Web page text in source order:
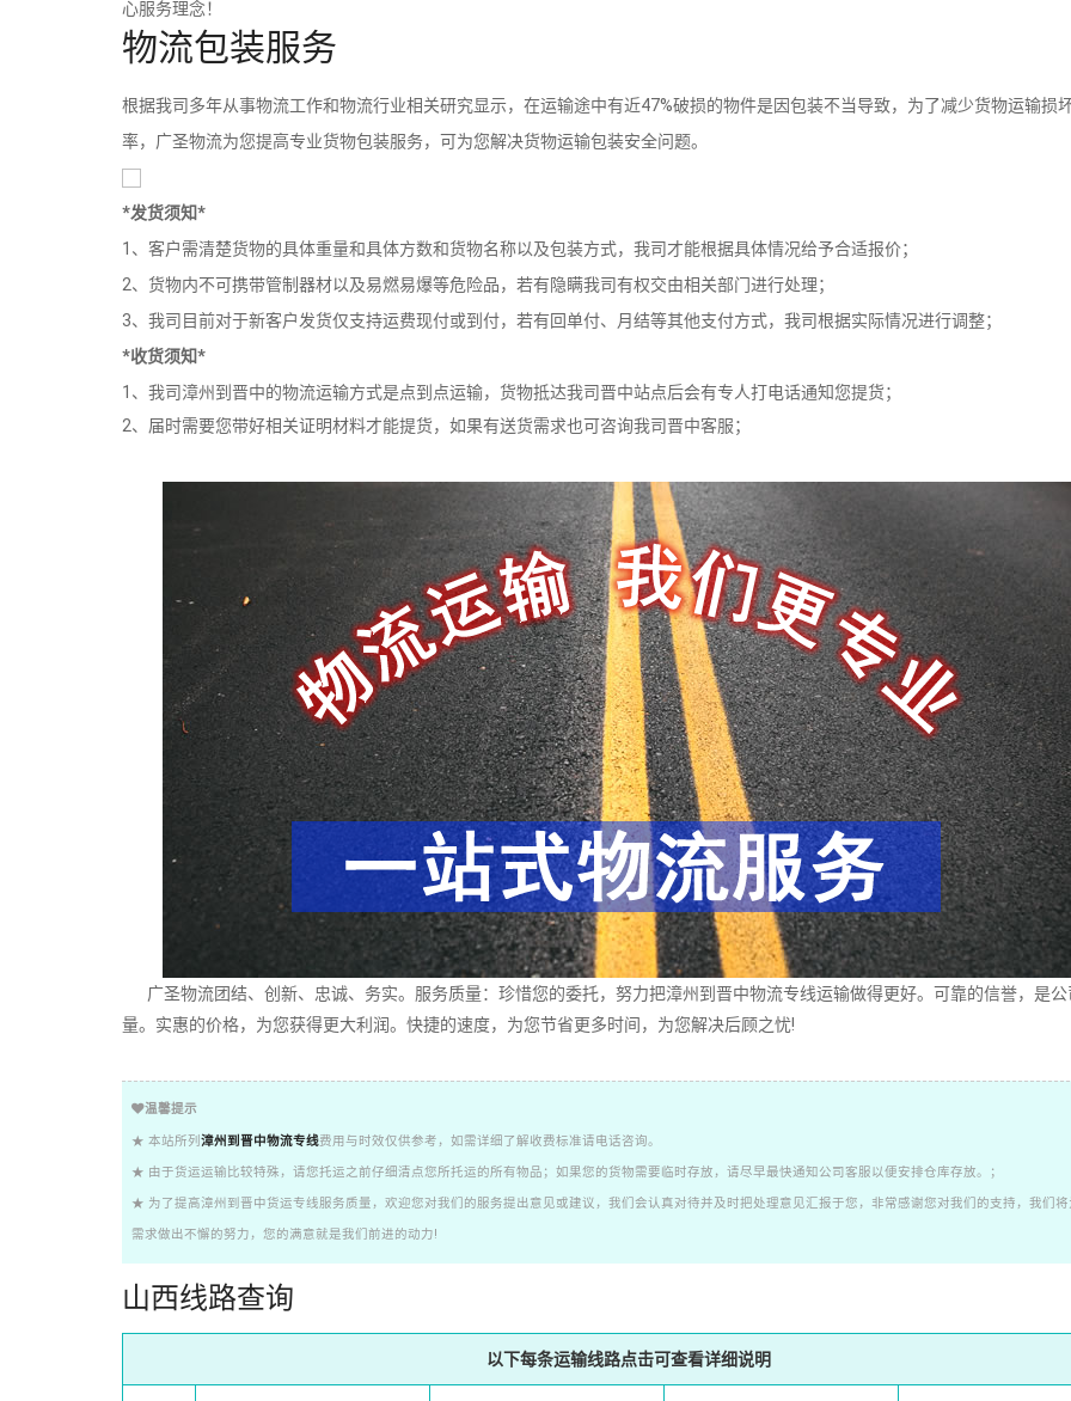
心服务理念！
物流包装服务
根据我司多年从事物流工作和物流行业相关研究显示，在运输途中有近47%破损的物件是因包装不当导致，为了减少货物运输损
率，广圣物流为您提高专业货物包装服务，可为您解决货物运输包装安全问题。
*发货须知*
1、客户需清楚货物的具体重量和具体方数和货物名称以及包装方式，我司才能根据具体情况给予合适报价；
2、货物内不可携带管制器材以及易燃易爆等危险品，若有隐瞒我司有权交由相关部门进行处理；
3、我司目前对于新客户发货仅支持运费现付或到付，若有回单付、月结等其他支付方式，我司根据实际情况进行调整；
*收货须知*
1、我司漳州到晋中的物流运输方式是点到点运输，货物抵达我司晋中站点后会有专人打电话通知您提货；
2、届时需要您带好相关证明材料才能提货，如果有送货需求也可咨询我司晋中客服；
广圣物流团结、创新、忠诚、务实。服务质量：珍惜您的委托，努力把漳州到晋中物流专线运输做得更好。可靠的信誉，是公
量。实惠的价格，为您获得更大利润。快捷的速度，为您节省更多时间，为您解决后顾之忧!
温馨提示
★ 本站所列 漳州到晋中物流专线费用与时效仅供参考，如需详细了解收费标准请电话咨询。
★ 由于货运运输比较特殊，请您托运之前仔细清点您所托运的所有物品；如果您的货物需要临时存放，请尽早最快通知公司客服以便安排仓库存放。；
★ 为了提高漳州到晋中货运专线服务质量，欢迎您对我们的服务提出意见或建议，我们会认真对待并及时把处理意见汇报于您，非常感谢您对我们的支持，我们将
需求做出不懈的努力，您的满意就是我们前进的动力!
山西线路查询
以下每条运输线路点击可查看详细说明